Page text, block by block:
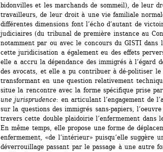
bidonvilles et les marchands de sommeil), de leur
travailleurs, de leur droit à une vie familiale
différentes dimensions font l’écho d’autant de
judiciaires (du tribunal de première instance au
notamment par ou avec le concours du GISTI dans
cette juridicisation a également eu des effets
elle a accru la dépendance des immigrés à l’égard
des avocats, et elle a pu contribuer à dé-politiser le
transformant en une question relativement
situe la rencontre avec la forme spécifique prise
une jurisprudence: en articulant l’engagement de
sur la questions des immigrés sans-papiers,
travers cette double plaidoirie l’enfermement dans
En même temps, elle propose une forme de
enfermement, «de l’intérieur» puisqu’elle suggère
déverrouillage passant par le passage à une autre